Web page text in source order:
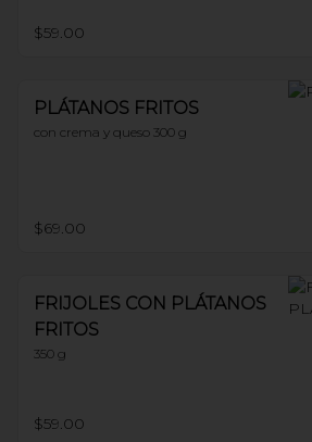
$59.00
PLÁTANOS FRITOS
con crema y queso 300 g
$69.00
FRIJOLES CON PLÁTANOS
FRITOS
350 g
$59.00